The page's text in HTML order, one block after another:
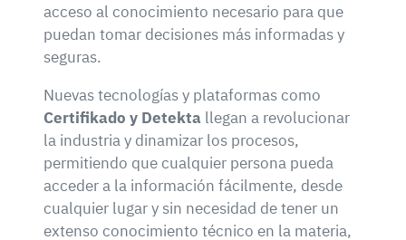
acceso al conocimiento necesario para que
puedan tomar decisiones más informadas y
seguras.
Nuevas tecnologías y plataformas como
Certifikado y Detekta llegan a revolucionar
la industria y dinamizar los procesos,
permitiendo que cualquier persona pueda
acceder a la información fácilmente, desde
cualquier lugar y sin necesidad de tener un
extenso conocimiento técnico en la materia,